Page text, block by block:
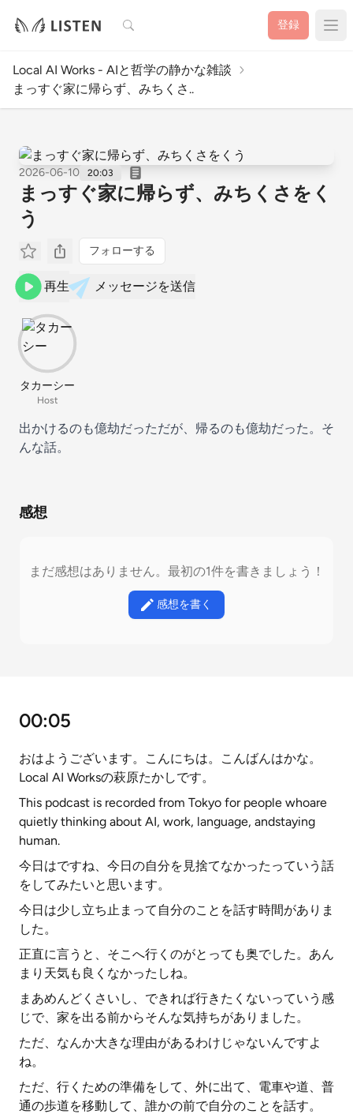
検索 登録
Local AI Works - AIと哲学の静かな雑談
まっすぐ家に帰らず、みちくさ..
2026-06-10 20:03
まっすぐ家に帰らず、みちくさをく
う
フォローする
再生 メッセージを送信
タカーシー
Host
出かけるのも億劫だっただが、帰るのも億劫だった。そ
んな話。
感想
まだ感想はありません。最初の1件を書きましょう！
感想を書く
00:05
おはようございます。こんにちは。こんばんはかな。
Local AI Worksの萩原たかしです。
This podcast is recorded from Tokyo for people whoare
quietly thinking about AI, work, language, andstaying
human.
今日はですね、今日の自分を見捨てなかったっていう話
をしてみたいと思います。
今日は少し立ち止まって自分のことを話す時間がありま
した。
正直に言うと、そこへ行くのがとっても奥でした。あん
まり天気も良くなかったしね。
まあめんどくさいし、できれば行きたくないっていう感
じで、家を出る前からそんな気持ちがありました。
ただ、なんか大きな理由があるわけじゃないんですよ
ね。
ただ、行くための準備をして、外に出て、電車や道、普
通の歩道を移動して、誰かの前で自分のことを話す。